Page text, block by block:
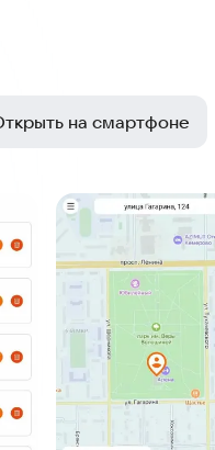
на смартфоне